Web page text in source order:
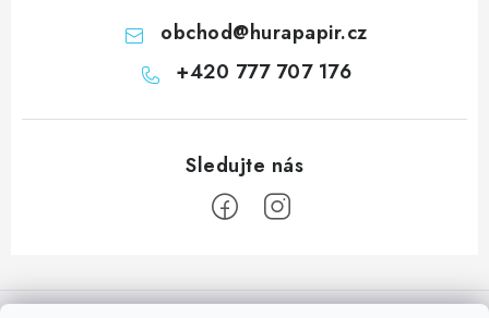
obchod@hurapapir.cz
+420 777 707 176
á